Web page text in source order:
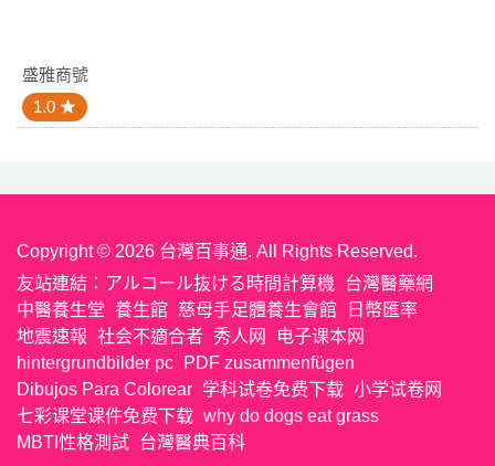
盛雅商號
1.0
Copyright © 2026 台灣百事通. All Rights Reserved.
友站連結： アルコール抜ける時間計算機
台灣醫藥網
中醫養生堂 養生館 慈母手足體養生會館
日幣匯率
地震速報 社会不適合者 秀人网
电子课本网
hintergrundbilder pc
PDF zusammenfügen
Dibujos Para Colorear 学科试卷免费下载 小学试卷网
七彩课堂课件免费下载 why do dogs eat grass
MBTI性格測試 台灣醫典百科